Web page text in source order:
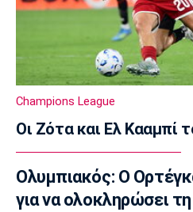
Παναθηναϊκός - ΤΣΣΚΑ
highlights της
Super League 1
Ολυμπιακός: Στο κάδρο
07:50
Επικαιρότητα
Champions League
Οι Ζότα και Ελ Κααμπί
Ολυμπιακός: Ο
για να ολοκληρώσει